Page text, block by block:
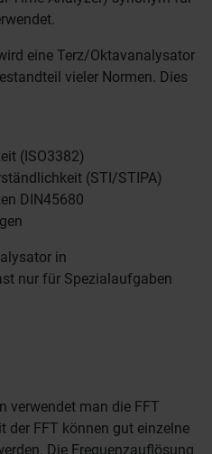
eine Terz/Oktavanalysator
vieler Normen. Dies
(ISO3382)
(STI/STIPA)
DIN45680
in
nur für Spezialaufgaben
verwendet man die FFT
der FFT können gut einzelne
Die Frequenzauflösung